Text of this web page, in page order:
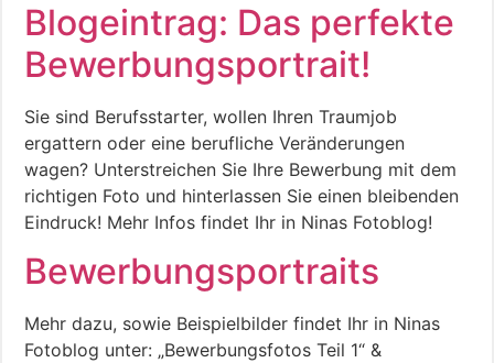
Blogeintrag: Das perfekte
Bewerbungsportrait!
Sie sind Berufsstarter, wollen Ihren Traumjob
ergattern oder eine berufliche Veränderungen
wagen? Unterstreichen Sie Ihre Bewerbung mit dem
richtigen Foto und hinterlassen Sie einen bleibenden
Eindruck! Mehr Infos findet Ihr in Ninas Fotoblog!
Bewerbungsportraits
Mehr dazu, sowie Beispielbilder findet Ihr in Ninas
Fotoblog unter: „Bewerbungsfotos Teil 1“ &